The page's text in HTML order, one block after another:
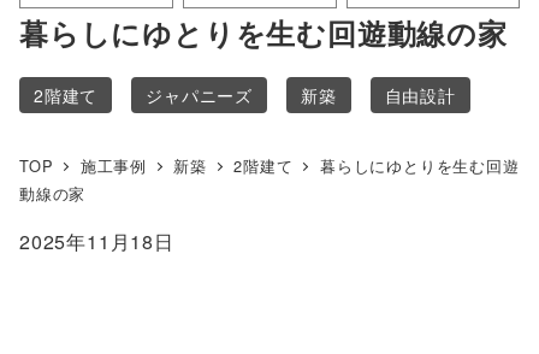
暮らしにゆとりを生む回遊動線の家
2階建て ジャパニーズ 新築 自由設計
TOP 施工事例 新築 2階建て
暮らしにゆとりを生む回遊
動線の家
2025年11月18日